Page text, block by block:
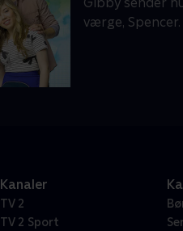
værge, Spencer.
Kanaler
TV 2
TV 2 Sport